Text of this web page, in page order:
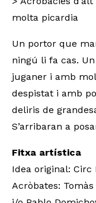
molta picardia
Un portor que
ningú li fa cas.
juganer i amb
despistat i amb
deliris de
S’arribaran a
Fitxa artística
Idea original: Circ
Acròbates: